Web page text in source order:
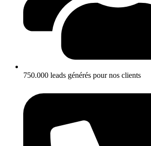
750.000 leads générés pour nos clients